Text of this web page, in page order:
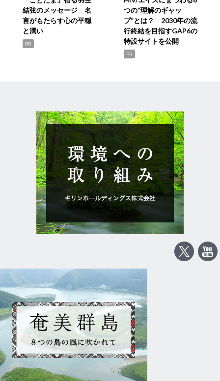
結弦のメッセージ 名
言がもたらす心の平穏
と潤い
PR
つの“理解のギャッ
プ”とは？ 2030年の流
行終結を目指すGAP6の
特設サイトを公開
PR